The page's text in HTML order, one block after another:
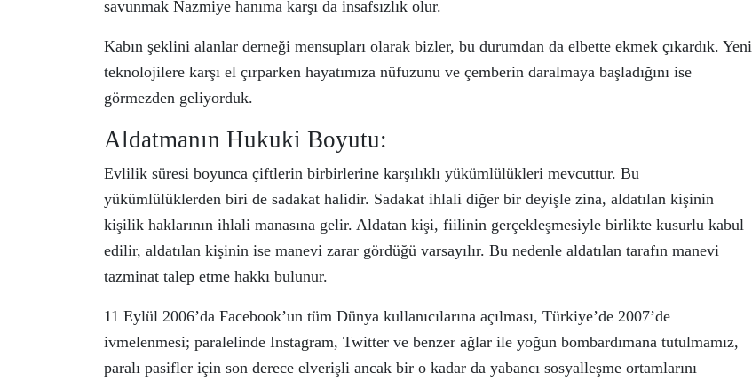
savunmak Nazmiye hanıma karşı da insafsızlık olur.
Kabın şeklini alanlar derneği mensupları olarak bizler, bu durumdan da elbette ekmek çıkardık. Yeni
teknolojilere karşı el çırparken hayatımıza nüfuzunu ve çemberin daralmaya başladığını ise
görmezden geliyorduk.
Aldatmanın Hukuki Boyutu:
Evlilik süresi boyunca çiftlerin birbirlerine karşılıklı yükümlülükleri mevcuttur. Bu
yükümlülüklerden biri de sadakat halidir. Sadakat ihlali diğer bir deyişle zina, aldatılan kişinin
kişilik haklarının ihlali manasına gelir. Aldatan kişi, fiilinin gerçekleşmesiyle birlikte kusurlu kabul
edilir, aldatılan kişinin ise manevi zarar gördüğü varsayılır. Bu nedenle aldatılan tarafın manevi
tazminat talep etme hakkı bulunur.
11 Eylül 2006’da Facebook’un tüm Dünya kullanıcılarına açılması, Türkiye’de 2007’de
ivmelenmesi; paralelinde Instagram, Twitter ve benzer ağlar ile yoğun bombardımana tutulmamız,
paralı pasifler için son derece elverişli ancak bir o kadar da yabancı sosyalleşme ortamlarını